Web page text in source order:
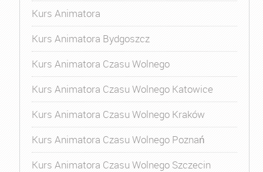
Kurs Animatora
Kurs Animatora Bydgoszcz
Kurs Animatora Czasu Wolnego
Kurs Animatora Czasu Wolnego Katowice
Kurs Animatora Czasu Wolnego Kraków
Kurs Animatora Czasu Wolnego Poznań
Kurs Animatora Czasu Wolnego Szczecin